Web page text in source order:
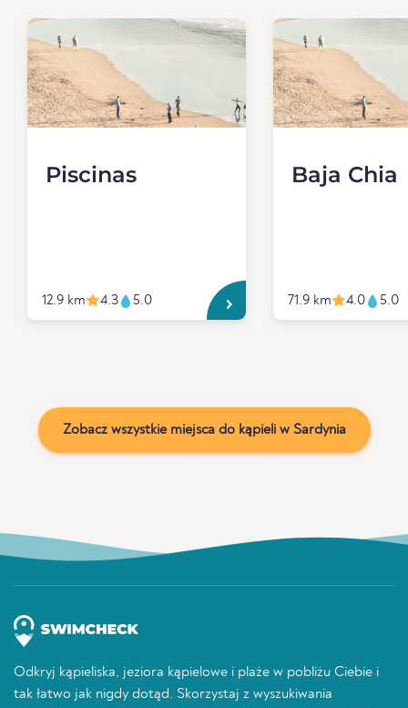
Piscinas
12.9 km 4.3 5.0
Baja Chia
71.9 km 4.0 5.0
Zobacz wszystkie miejsca do kąpieli w Sardynia
Odkryj kąpieliska, jeziora kąpielowe i plaże w pobliżu Ciebie i
tak łatwo jak nigdy dotąd. Skorzystaj z wyszukiwania